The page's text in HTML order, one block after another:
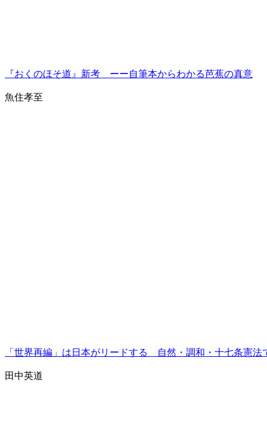
『おくのほそ道』新考 ーー自筆本からわかる芭蕉の真意
魚住孝至
「世界再編」は日本がリードする 自然・調和・十七条憲法
田中英道